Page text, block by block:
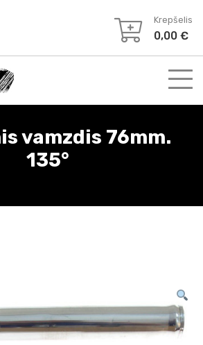
Krepšelis
0,00 €
vamzdis 76mm.
135°